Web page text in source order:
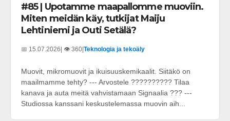
#85 | Upotamme maapallomme muoviin.
Miten meidän käy, tutkijat Maiju
Lehtiniemi ja Outi Setälä?
📅 15.07.2026| 👁️ 360|Teknologia ja tekoäly
Muovit, mikromuovit ja ikuisuuskemikaalit. Siitäkö on
maailmamme tehty? --- Arvostele ?????????? Tilaa
kanava ja auta meitä vahvistamaan Signaalia ??? ---
Studiossa kanssani keskustelemassa muovin aih...